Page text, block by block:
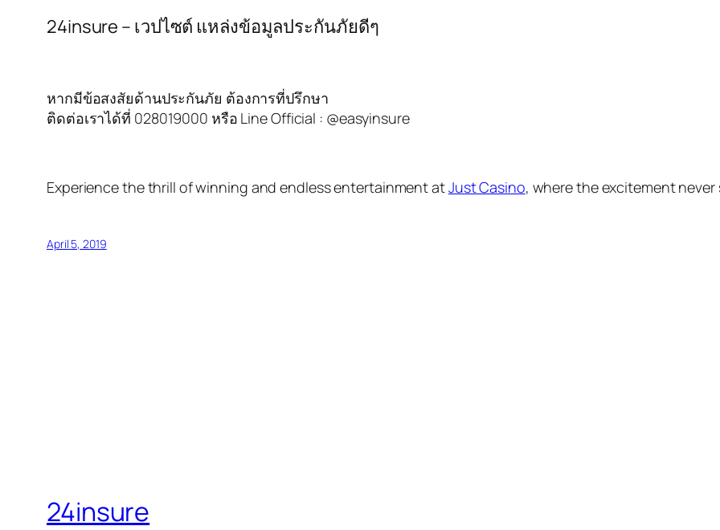
24insure – เวปไซต์ แหล่งข้อมูลประกันภัยดีๆ
หากมีข้อสงสัยด้านประกันภัย ต้องการที่ปรึกษา
ติดต่อเราได้ที่ 028019000 หรือ Line Official : @easyinsure
Experience the thrill of winning and endless entertainment atJust Casino, where the excitement never
April 5, 2019
24insure